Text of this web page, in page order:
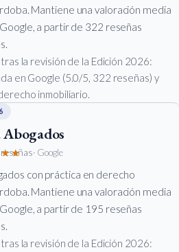
Mantiene una valoración media
a partir de 322 reseñas
la revisión de la Edición 2026:
en Google (5.0/5, 322 reseñas) y
inmobiliario.
· Google
con práctica en derecho
Mantiene una valoración media
a partir de 195 reseñas
la revisión de la Edición 2026: